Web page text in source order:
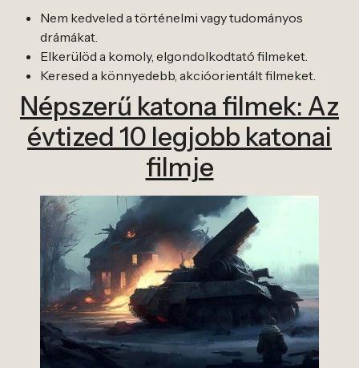
Nem kedveled a történelmi vagy tudományos
drámákat.
Elkerülöd a komoly, elgondolkodtató filmeket.
Keresed a könnyedebb, akcióorientált filmeket.
Népszerű katona filmek: Az
évtized 10 legjobb katonai
filmje